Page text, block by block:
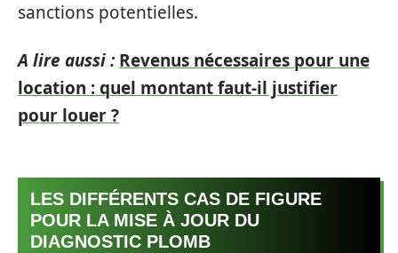
sanctions potentielles.
A lire aussi : Revenus nécessaires pour une
location : quel montant faut-il justifier
pour louer ?
LES DIFFÉRENTS CAS DE FIGURE
POUR LA MISE À JOUR DU
DIAGNOSTIC PLOMB